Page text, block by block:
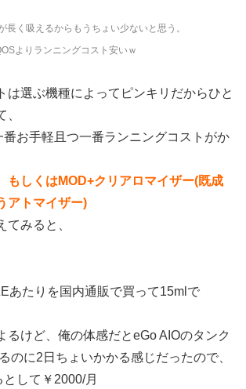
長く吸えるからもうちょい少ないと思う。
よりランニングコスト安いｗ
は選ぶ機種によってピンキリだからひと
、
お手軽且つ一番ランニングコストがか
もしくはMOD+クリアロマイザー(既成
アトマイザー)
てみると、
あたりを国内通販で買って15mlで
るけど、俺の体感だとeGo AIOのタンク
のに2日ちょいかかる感じだったので、
して￥2000/月